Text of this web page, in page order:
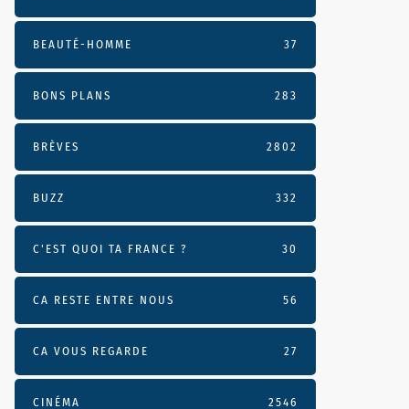
BEAUTÉ-HOMME 37
BONS PLANS 283
BRÈVES 2802
BUZZ 332
C'EST QUOI TA FRANCE ? 30
CA RESTE ENTRE NOUS 56
CA VOUS REGARDE 27
CINÉMA 2546